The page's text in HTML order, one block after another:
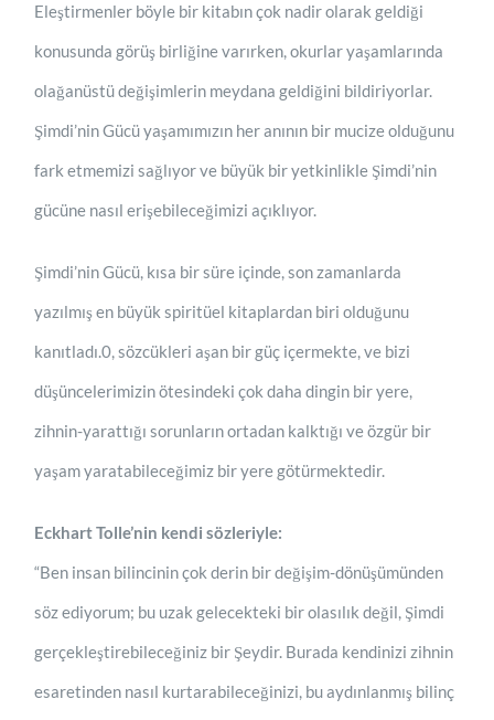
Eleştirmenler böyle bir kitabın çok nadir olarak geldiği
konusunda görüş birliğine varırken, okurlar yaşamlarında
olağanüstü değişimlerin meydana geldiğini bildiriyorlar.
Şimdi’nin Gücü yaşamımızın her anının bir mucize olduğunu
fark etmemizi sağlıyor ve büyük bir yetkinlikle Şimdi’nin
gücüne nasıl erişebileceğimizi açıklıyor.
Şimdi’nin Gücü, kısa bir süre içinde, son zamanlarda
yazılmış en büyük spiritüel kitaplardan biri olduğunu
kanıtladı.0, sözcükleri aşan bir güç içermekte, ve bizi
düşüncelerimizin ötesindeki çok daha dingin bir yere,
zihnin-yarattığı sorunların ortadan kalktığı ve özgür bir
yaşam yaratabileceğimiz bir yere götürmektedir.
Eckhart Tolle’nin kendi sözleriyle:
“Ben insan bilincinin çok derin bir değişim-dönüşümünden
söz ediyorum; bu uzak gelecekteki bir olasılık değil, Şimdi
gerçekleştirebileceğiniz bir Şeydir. Burada kendinizi zihnin
esaretinden nasıl kurtarabileceğinizi, bu aydınlanmış bilinç